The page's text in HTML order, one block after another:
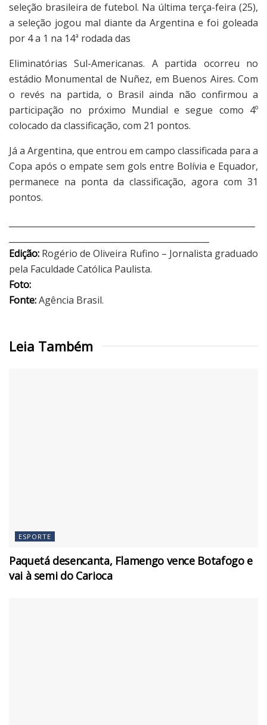
seleção brasileira de futebol. Na última terça-feira (25),
a seleção jogou mal diante da Argentina e foi goleada
por 4 a 1 na 14ª rodada das
Eliminatórias Sul-Americanas. A partida ocorreu no
estádio Monumental de Nuñez, em Buenos Aires. Com
o revés na partida, o Brasil ainda não confirmou a
participação no próximo Mundial e segue como 4º
colocado da classificação, com 21 pontos.
Já a Argentina, que entrou em campo classificada para a
Copa após o empate sem gols entre Bolívia e Equador,
permanece na ponta da classificação, agora com 31
pontos.
Edição: Rogério de Oliveira Rufino – Jornalista graduado
pela Faculdade Católica Paulista.
Foto:
Fonte:Agência Brasil.
Leia Também
ESPORTE
Paquetá desencanta, Flamengo vence Botafogo e
vai à semi do Carioca